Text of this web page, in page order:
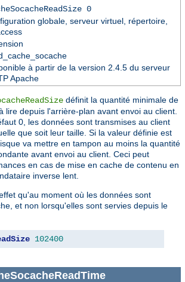
0
globale, serveur virtuel, répertoire,
à partir de la version 2.4.5 du serveur
Apache
définit la quantité minimale de
lire depuis l'arrière-plan avant envoi au client.
0, les données sont transmises au client
que soit leur taille. Si la valeur définie est
va mettre en tampon au moins la quantité
avant envoi au client. Ceci peut
en cas de mise en cache de contenu en
inverse lent.
qu'au moment où les données sont
et non lorsqu'elles sont servies depuis le
102400